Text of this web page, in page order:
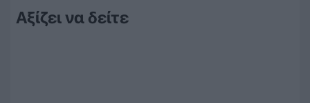
Αξίζει να δείτε